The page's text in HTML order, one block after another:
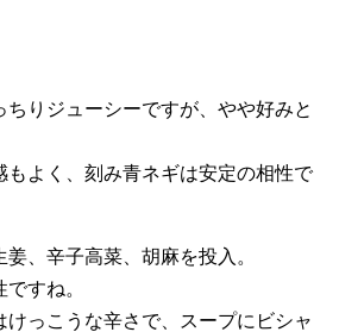
ちりジューシーですが、やや好みと
もよく、刻み青ネギは安定の相性で
、辛子高菜、胡麻を投入。
すね。
けっこうな辛さで、スープにビシャ